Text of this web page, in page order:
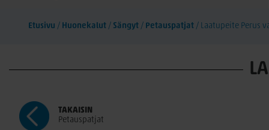
Etusivu / Huonekalut / Sängyt / Petauspatjat / Laatupeite Perus
TAKAISIN
Petauspatjat